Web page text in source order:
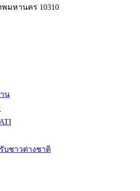
พมหานคร 10310
น
บชาวต่างชาติ